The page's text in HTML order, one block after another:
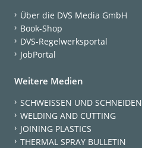
Über die DVS Media GmbH
Book-Shop
DVS-Regelwerksportal
JobPortal
Weitere Medien
SCHWEISSEN UND SCHNEIDEN
WELDING AND CUTTING
JOINING PLASTICS
THERMAL SPRAY BULLETIN